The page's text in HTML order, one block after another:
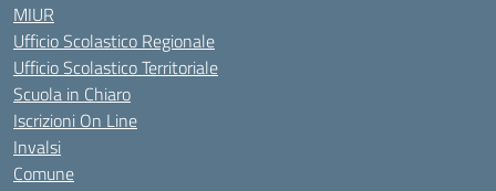
MIUR
Ufficio Scolastico Regionale
Ufficio Scolastico Territoriale
Scuola in Chiaro
Iscrizioni On Line
Invalsi
Comune